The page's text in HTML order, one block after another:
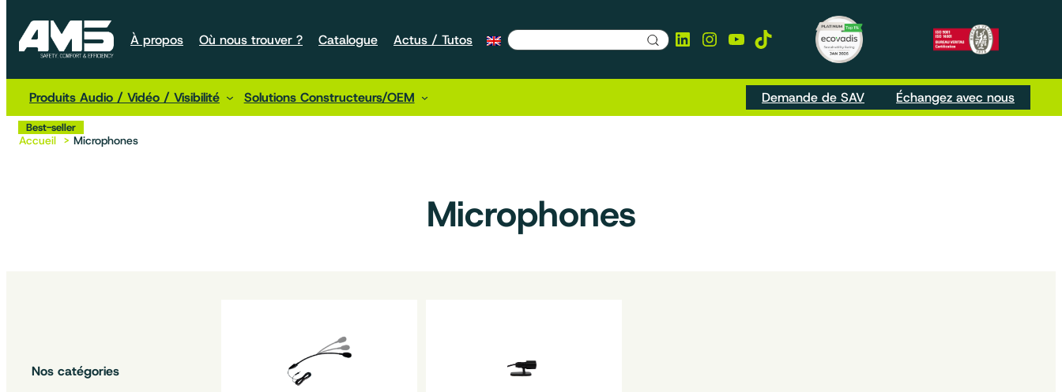
À propos Où nous trouver ? Catalogue Actus / Tutos LinkedIn
Instagram
YouTube
TikTok
Produits Audio / Vidéo / Visibilité Solutions Constructeurs/OEM Demande de SAV Échangez avec nous
Accueil Microphones
Microphones
Nos catégories
Best-seller